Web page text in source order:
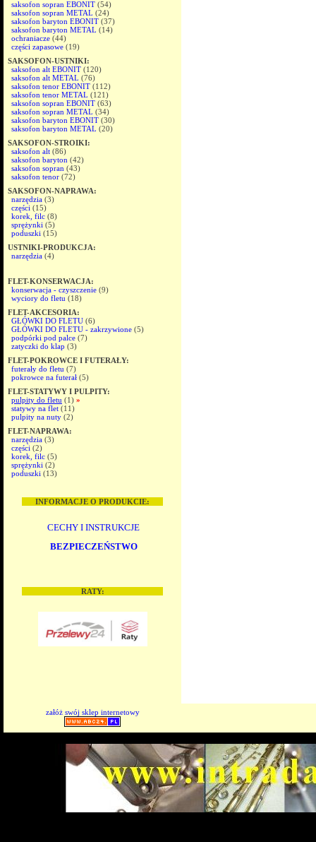
saksofon sopran EBONIT (54)
saksofon sopran METAL (24)
saksofon baryton EBONIT (37)
saksofon baryton METAL (14)
ochraniacze (44)
części zapasowe (19)
SAKSOFON-USTNIKI:
saksofon alt EBONIT (120)
saksofon alt METAL (76)
saksofon tenor EBONIT (112)
saksofon tenor METAL (121)
saksofon sopran EBONIT (63)
saksofon sopran METAL (34)
saksofon baryton EBONIT (30)
saksofon baryton METAL (20)
SAKSOFON-STROIKI:
saksofon alt (86)
saksofon baryton (42)
saksofon sopran (43)
saksofon tenor (72)
SAKSOFON-NAPRAWA:
narzędzia (3)
części (15)
korek, filc (8)
sprężynki (5)
poduszki (15)
USTNIKI-PRODUKCJA:
narzędzia (4)
FLET-KONSERWACJA:
konserwacja - czyszczenie (9)
wyciory do fletu (18)
FLET-AKCESORIA:
GŁÓWKI DO FLETU (6)
GŁÓWKI DO FLETU - zakrzywione (5)
podpórki pod palce (7)
zatyczki do klap (3)
FLET-POKROWCE I FUTERAŁY:
futerały do fletu (7)
pokrowce na futerał (5)
FLET-STATYWY I PULPITY:
pulpity do fletu (1) »
statywy na flet (11)
pulpity na nuty (2)
FLET-NAPRAWA:
narzędzia (3)
części (2)
korek, filc (5)
sprężynki (2)
poduszki (13)
INFORMACJE O PRODUKCIE:
CECHY I INSTRUKCJE
BEZPIECZEŃSTWO
RATY:
załóż swój sklep internetowy